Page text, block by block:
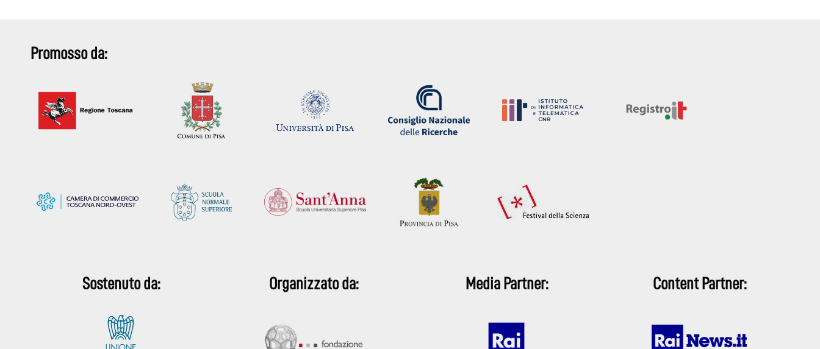
Promosso da:
Sostenuto da: Organizzato da: Media Partner: Content Partner: